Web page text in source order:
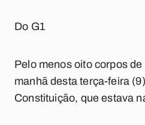
Do G1
Pelo menos oito corpos
manhã desta terça-feira
Constituição, que estava